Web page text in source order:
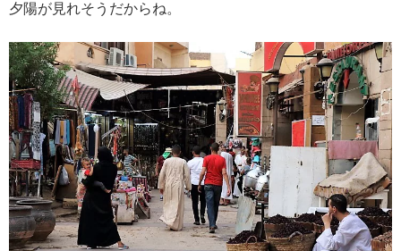
夕陽が見れそうだからね。